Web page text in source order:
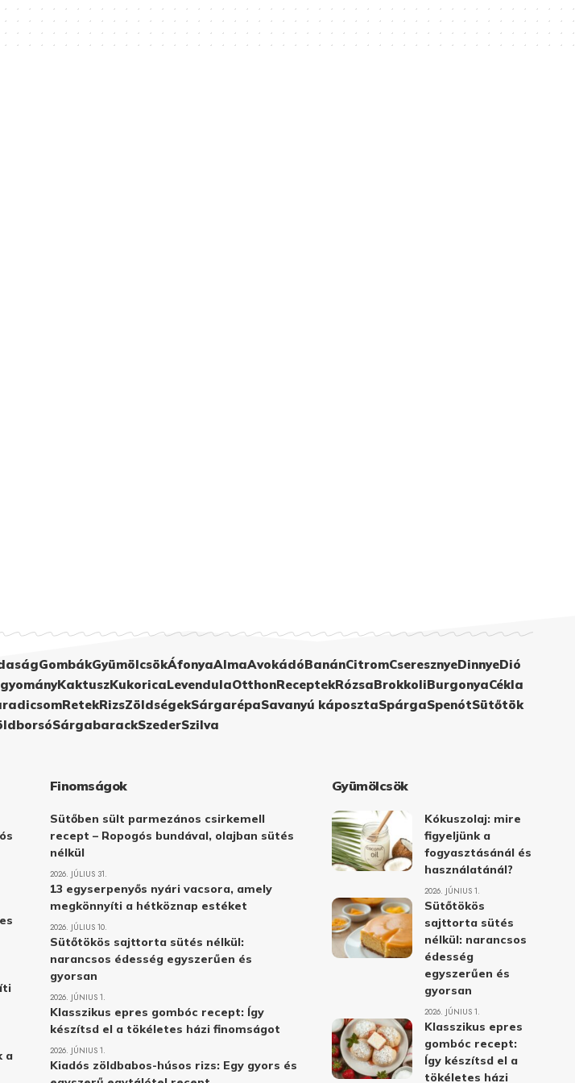
GombákGyümölcsökÁfonyaAlmaAvokádóBanánCitromCseresznyeDinnyeDió
KaktuszKukoricaLevendulaOtthonReceptekRózsaBrokkoliBurgonyaCékla
RetekRizsZöldségekSárgarépaSavanyú káposztaSpárgaSpenótSütőtök
SárgabarackSzederSzilva
a
Finomságok
Sütőben sült parmezános csirkemell
recept – Ropogós bundával, olajban sütés
nélkül
2026. JÚLIUS 31.
13 egyserpenyős nyári vacsora, amely
megkönnyíti a hétköznap estéket
2026. JÚLIUS 10.
Sütőtökös sajttorta sütés nélkül:
narancsos édesség egyszerűen és
gyorsan
2026. JÚNIUS 1.
Klasszikus epres gombóc recept: Így
készítsd el a tökéletes házi finomságot
2026. JÚNIUS 1.
Kiadós zöldbabos-húsos rizs: Egy gyors és
Gyümölcsök
Kókuszolaj: mire
figyeljünk a
fogyasztásánál és
használatánál?
2026. JÚNIUS 1.
Sütőtökös
sajttorta sütés
nélkül: narancsos
édesség
egyszerűen és
gyorsan
2026. JÚNIUS 1.
Klasszikus epres
gombóc recept:
Így készítsd el a
tökéletes házi